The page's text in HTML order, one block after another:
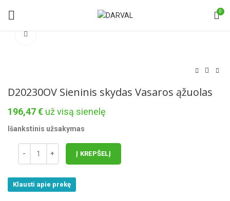
0
D20230OV Sieninis skydas Vasaros ąžuolas
196,47€ už visą sienelę
Išankstinis užsakymas
Į KREPŠELĮ
Klausti apie prekę